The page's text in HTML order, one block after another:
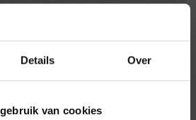
Details Over
van cookies